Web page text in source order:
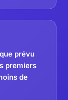
prévu
premiers
de